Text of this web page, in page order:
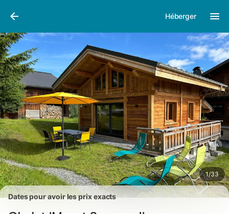
Héberger
1/33
Photos
Dates pour avoir les prix exacts